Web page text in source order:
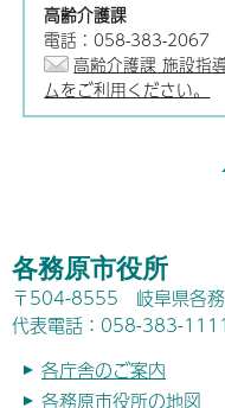
高齢介護課
電話：058-383-2067
高齢介護課 施設指
ムをご利用ください。
各務原市役所
〒504-8555 岐阜県各務
代表電話：058-383-1111
各庁舎のご案内
各務原市役所の地図